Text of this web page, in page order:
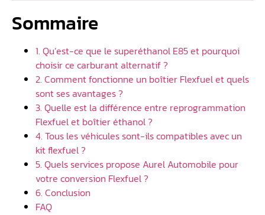
Sommaire
1. Qu’est-ce que le superéthanol E85 et pourquoi
choisir ce carburant alternatif ?
2. Comment fonctionne un boîtier Flexfuel et quels
sont ses avantages ?
3. Quelle est la différence entre reprogrammation
Flexfuel et boîtier éthanol ?
4. Tous les véhicules sont-ils compatibles avec un
kit flexfuel ?
5. Quels services propose Aurel Automobile pour
votre conversion Flexfuel ?
6. Conclusion
FAQ